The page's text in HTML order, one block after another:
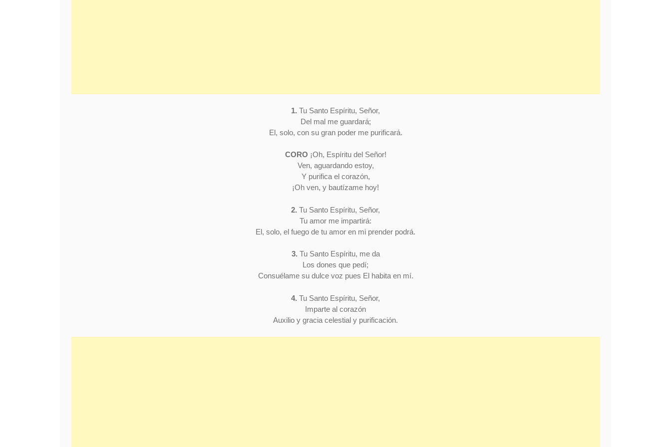
1. Tu Santo Espíritu, Señor,
Del mal me guardará;
El, solo, con su gran poder me purificará.
CORO ¡Oh, Espíritu del Señor!
Ven, aguardando estoy,
Y purifica el corazón,
¡Oh ven, y bautízame hoy!
2. Tu Santo Espíritu, Señor,
Tu amor me impartirá:
El, solo, el fuego de tu amor en mi prender podrá.
3. Tu Santo Espíritu, me da
Los dones que pedí;
Consuélame su dulce voz pues El habita en mí.
4. Tu Santo Espíritu, Señor,
Imparte al corazón
Auxilio y gracia celestial y purificación.